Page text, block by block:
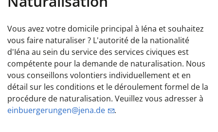
Vous avez votre domicile principal à Iéna et souhaitez
vous faire naturaliser ? L'autorité de la nationalité
d'Iéna au sein du service des services civiques est
compétente pour la demande de naturalisation. Nous
vous conseillons volontiers individuellement et en
détail sur les conditions et le déroulement formel de la
procédure de naturalisation. Veuillez vous adresser à
einbuergerungen@jena.de
.